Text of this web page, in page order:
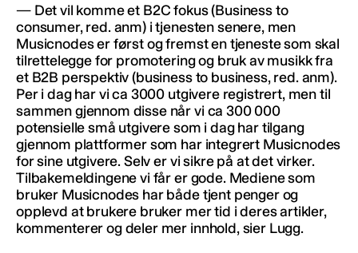
— Det vil komme et B2C fokus (Business to
consumer, red. anm) i tjenesten senere, men
Musicnodes er først og fremst en tjeneste som skal
tilrettelegge for promotering og bruk av musikk fra
et B2B perspektiv (business to business, red. anm).
Per i dag har vi ca 3000 utgivere registrert, men til
sammen gjennom disse når vi ca 300 000
potensielle små utgivere som i dag har tilgang
gjennom plattformer som har integrert Musicnodes
for sine utgivere. Selv er vi sikre på at det virker.
Tilbakemeldingene vi får er gode. Mediene som
bruker Musicnodes har både tjent penger og
opplevd at brukere bruker mer tid i deres artikler,
kommenterer og deler mer innhold, sier Lugg.